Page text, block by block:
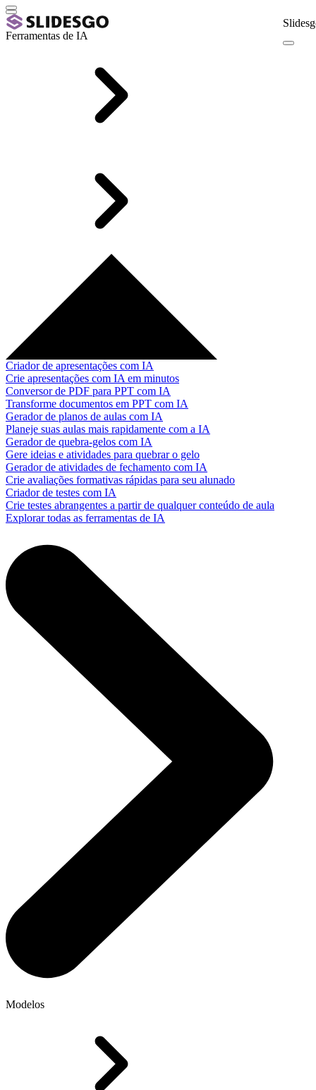
Ferramentas de IA
Criador de apresentações com IA
Crie apresentações com IA em minutos
Conversor de PDF para PPT com IA
Transforme documentos em PPT com IA
Gerador de planos de aulas com IA
Planeje suas aulas mais rapidamente com a IA
Gerador de quebra-gelos com IA
Gere ideias e atividades para quebrar o gelo
Gerador de atividades de fechamento com IA
Crie avaliações formativas rápidas para seu alunado
Criador de testes com IA
Crie testes abrangentes a partir de qualquer conteúdo de aula
Explorar todas as ferramentas de IA
Modelos